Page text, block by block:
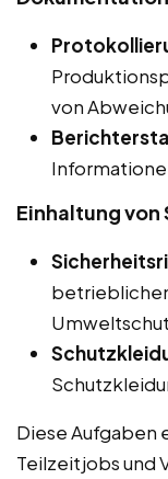
von
Einhaltung
Diese Aufgaben
Teilzeitjobs und